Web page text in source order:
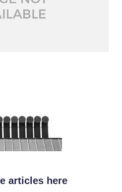
articles here